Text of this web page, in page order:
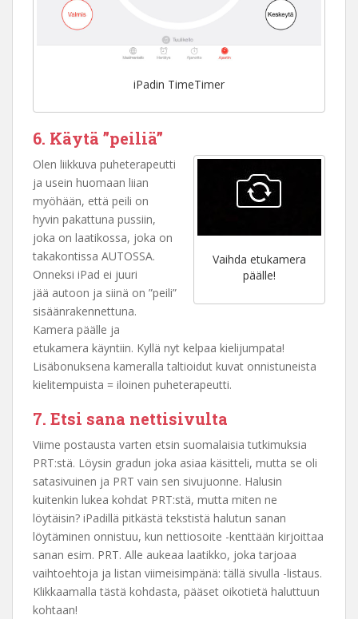
iPadin TimeTimer
6. Käytä ”peiliä”
Vaihda etukamera
päälle!
Olen liikkuva puheterapeutti
ja usein huomaan liian
myöhään, että peili on
hyvin pakattuna pussiin,
joka on laatikossa, joka on
takakontissa AUTOSSA.
Onneksi iPad ei juuri
jää autoon ja siinä on ”peili”
sisäänrakennettuna.
Kamera päälle ja
etukamera käyntiin. Kyllä nyt kelpaa kielijumpata!
Lisäbonuksena kameralla taltioidut kuvat onnistuneista
kielitempuista = iloinen puheterapeutti.
7. Etsi sana nettisivulta
Viime postausta varten etsin suomalaisia tutkimuksia
PRT:stä. Löysin gradun joka asiaa käsitteli, mutta se oli
satasivuinen ja PRT vain sen sivujuonne. Halusin
kuitenkin lukea kohdat PRT:stä, mutta miten ne
löytäisin? iPadillä pitkästä tekstistä halutun sanan
löytäminen onnistuu, kun nettiosoite -kenttään kirjoittaa
sanan esim. PRT. Alle aukeaa laatikko, joka tarjoaa
vaihtoehtoja ja listan viimeisimpänä: tällä sivulla -listaus.
Klikkaamalla tästä kohdasta, pääset oikotietä haluttuun
kohtaan!